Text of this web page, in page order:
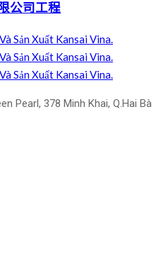
公司工程
Pearl, 378 Minh Khai, Q.Hai Bà